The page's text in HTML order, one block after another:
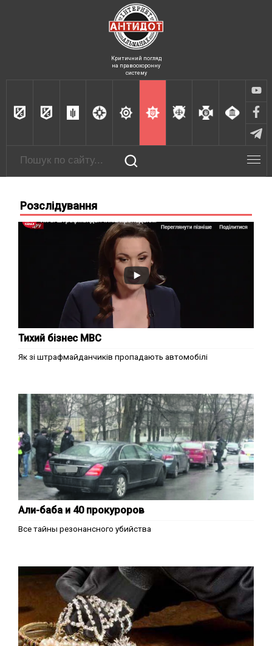
Критичний погляд
на правоохоронну
систему
Розслідування
Тихий бізнес МВС
Як зі штрафмайданчиків пропадають автомобілі
Али-баба и 40 прокуроров
Все тайны резонансного убийства